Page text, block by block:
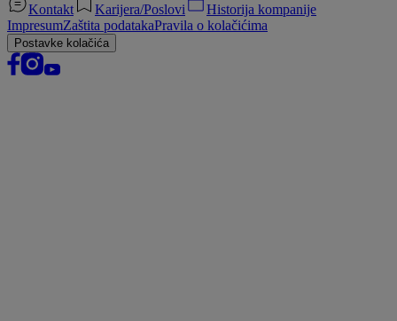
Kontakt Karijera/Poslovi
Historija kompanije
ImpresumZaštita podatakaPravila o kolačićima
Postavke kolačića